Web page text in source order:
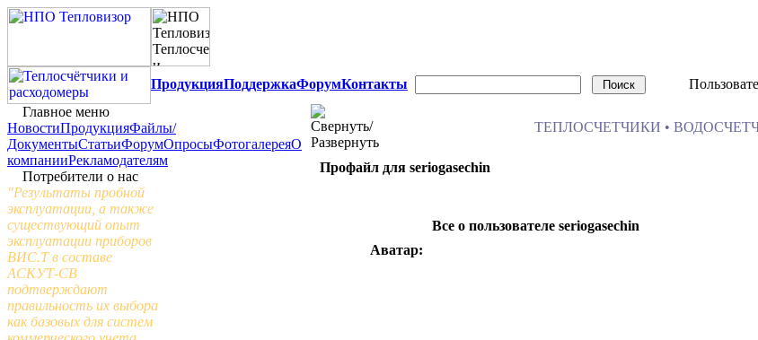
ПродукцияПоддержкаФорумКонтакты
Главное меню
НовостиПродукцияФайлы/
ДокументыСтатьиФорумОпросыФотогалереяО
компанииРекламодателям
Потребители о нас
"Результаты пробной
эксплуатации, а также
существующий опыт
эксплуатации приборов
ВИС.Т в составе
АСКУТ-СВ
подтверждают
правильность их выбора
как базовых для систем
ТЕПЛОСЧЕТЧИКИ •
Профайл для seriogasechin
Все о пользователе seriogasechin
Аватар: